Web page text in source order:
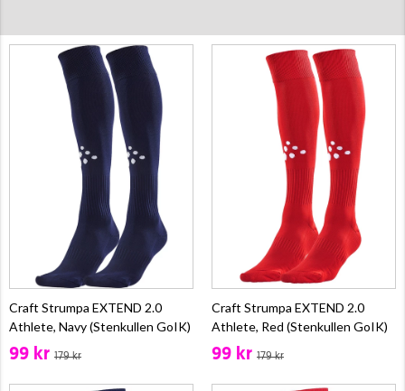
Craft Strumpa EXTEND 2.0
Athlete, Navy (Stenkullen GoIK)
99 kr 179 kr
Craft Strumpa EXTEND 2.0
Athlete, Red (Stenkullen GoIK)
99 kr 179 kr